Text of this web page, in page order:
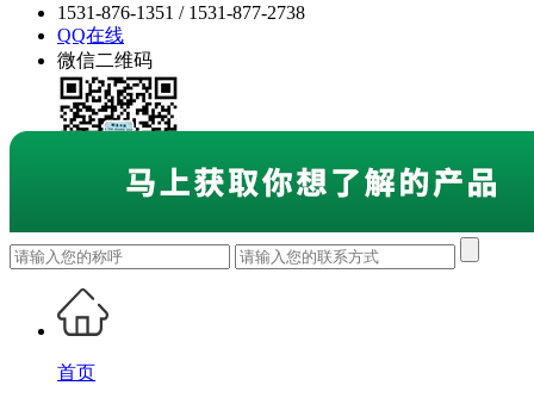
1531-876-1351 / 1531-877-2738
QQ在线
微信二维码
首页